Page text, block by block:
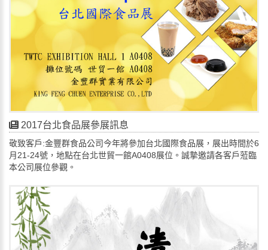
2017台北食品展參展訊息
敬致客戶:金豐群食品公司今年將參加台北國際食品展，展出時間於6
月21-24號，地點在台北世貿一館A0408展位。誠摯邀請各客戶蒞臨
本公司展位參觀。